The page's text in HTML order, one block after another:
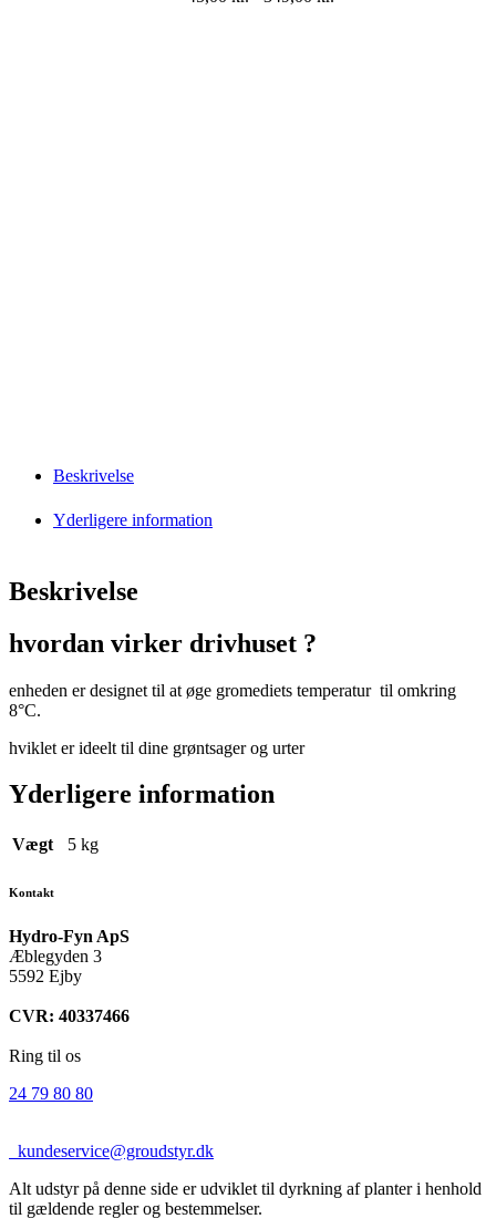
Beskrivelse
Yderligere information
Beskrivelse
hvordan virker drivhuset ?
enheden er designet til at øge gromediets temperatur til omkring
8°C.
hviklet er ideelt til dine grøntsager og urter
Yderligere information
Vægt 5 kg
Kontakt
Hydro-Fyn ApS
Æblegyden 3
5592 Ejby
CVR: 40337466
Ring til os
24 79 80 80
kundeservice@groudstyr.dk
Alt udstyr på denne side er udviklet til dyrkning af planter i henhold
til gældende regler og bestemmelser.